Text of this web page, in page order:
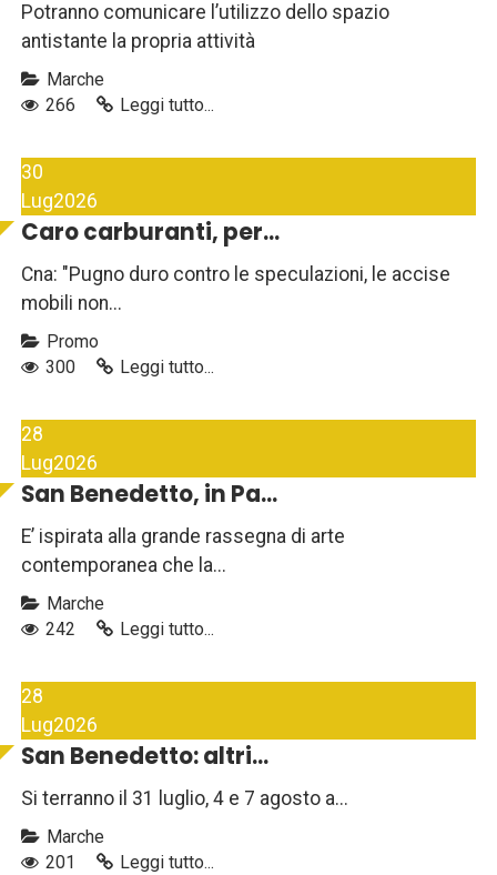
Potranno comunicare l’utilizzo dello spazio
antistante la propria attività
Marche
266
Leggi tutto...
30
Lug2026
Caro carburanti, per...
Cna: "Pugno duro contro le speculazioni, le accise
mobili non...
Promo
300
Leggi tutto...
28
Lug2026
San Benedetto, in Pa...
E’ ispirata alla grande rassegna di arte
contemporanea che la...
Marche
242
Leggi tutto...
28
Lug2026
San Benedetto: altri...
Si terranno il 31 luglio, 4 e 7 agosto a...
Marche
201
Leggi tutto...